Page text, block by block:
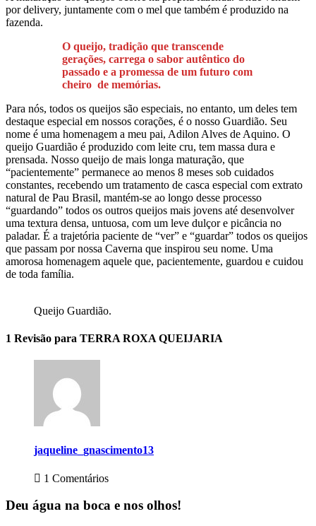
por delivery, juntamente com o mel que também é produzido na
fazenda.
O queijo, tradição que transcende
gerações, carrega o sabor autêntico do
passado e a promessa de um futuro com
cheiro de memórias.
Para nós, todos os queijos são especiais, no entanto, um deles tem
destaque especial em nossos corações, é o nosso Guardião. Seu
nome é uma homenagem a meu pai, Adilon Alves de Aquino. O
queijo Guardião é produzido com leite cru, tem massa dura e
prensada. Nosso queijo de mais longa maturação, que
“pacientemente” permanece ao menos 8 meses sob cuidados
constantes, recebendo um tratamento de casca especial com extrato
natural de Pau Brasil, mantém-se ao longo desse processo
“guardando” todos os outros queijos mais jovens até desenvolver
uma textura densa, untuosa, com um leve dulçor e picância no
paladar. É a trajetória paciente de “ver” e “guardar” todos os queijos
que passam por nossa Caverna que inspirou seu nome. Uma
amorosa homenagem aquele que, pacientemente, guardou e cuidou
de toda família.
Queijo Guardião.
1 Revisão para TERRA ROXA QUEIJARIA
jaqueline_gnascimento13
1 Comentários
Deu água na boca e nos olhos!